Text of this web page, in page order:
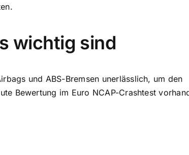
wichtig sind
und ABS-Bremsen unerlässlich, um den
Bewertung im Euro NCAP-Crashtest